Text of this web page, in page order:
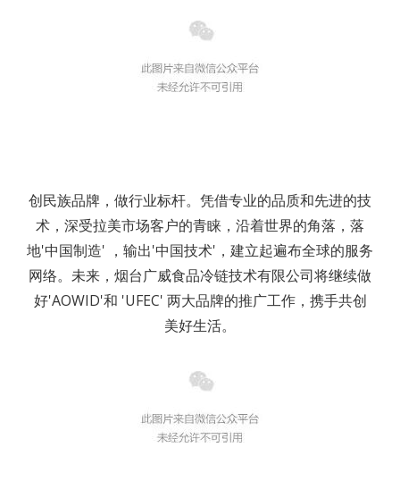
创民族品牌，做行业标杆。凭借专业的品质和先进的技
术，深受拉美市场客户的青睐，沿着世界的角落，落
地'中国制造' ，输出'中国技术'，建立起遍布全球的服务
网络。未来，烟台广威食品冷链技术有限公司将继续做
好'AOWID'和 'UFEC' 两大品牌的推广工作，携手共创
美好生活。